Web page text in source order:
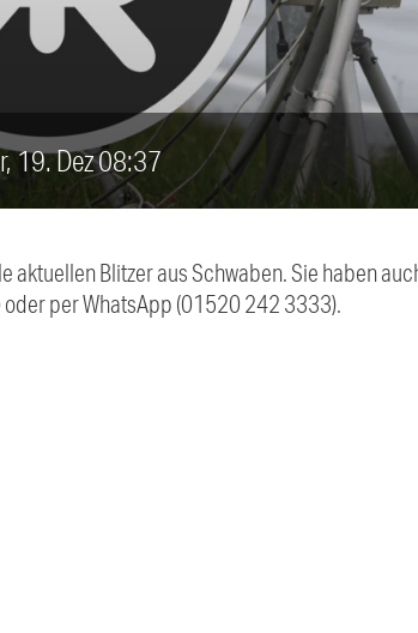
19. Dez 08:37
aktuellen Blitzer aus Schwaben. Sie haben
per WhatsApp (01520 242 3333).